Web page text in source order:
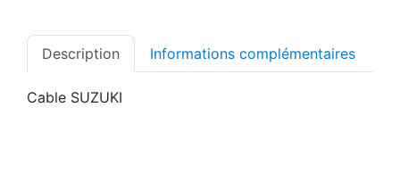
Description Informations complémentaires
Cable SUZUKI